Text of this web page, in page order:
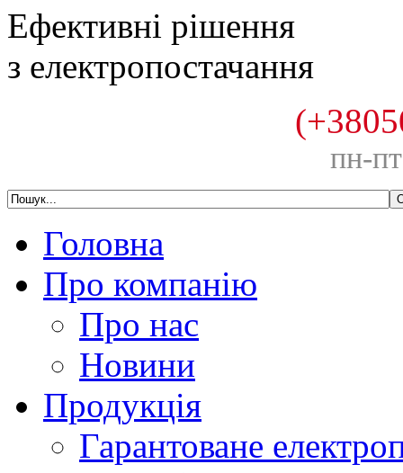
Ефективні рішення
з електропостачання
пн-
Головна
Про компанію
Про нас
Новини
Продукція
Гарантоване